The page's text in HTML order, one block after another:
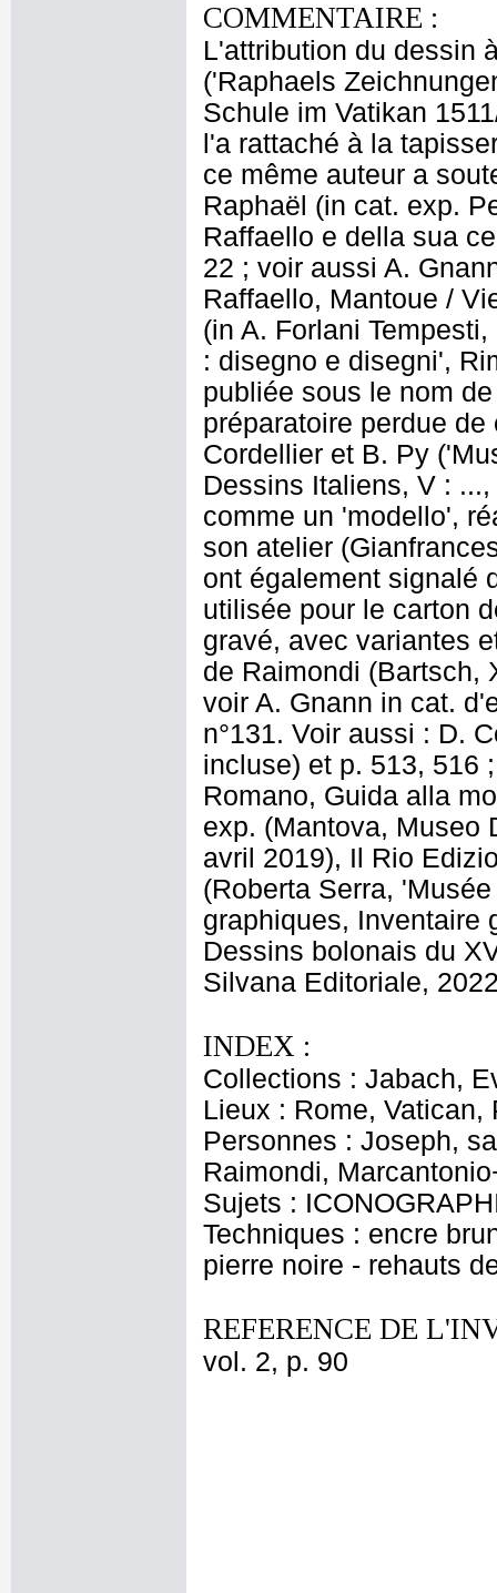
COMMENTAIRE :
L'attribution du dessin
('Raphaels
Schule im Vatikan
l'a rattaché à la
ce même auteur a
Raphaël (in cat. exp.
Raffaello e della sua
22 ; voir aussi A.
Raffaello, Mantoue /
(in A. Forlani
: disegno e disegni',
publiée sous le nom
préparatoire perdue
Cordellier et B. Py
Dessins Italiens, V :
comme un 'modello',
son atelier
ont également signalé
utilisée pour le carton
gravé, avec variantes
de Raimondi (Bartsch,
voir A. Gnann in cat.
n°131. Voir aussi : D.
incluse) et p. 513, 516
Romano, Guida alla
exp. (Mantova, Museo
avril 2019), Il Rio
(Roberta Serra,
graphiques, Inventaire
Dessins bolonais du
Silvana Editoriale,
INDEX :
Collections : Jabach,
Lieux : Rome,
Personnes : Joseph,
Raimondi,
Sujets :
Techniques : encre
pierre noire - rehauts
REFERENCE DE
vol. 2, p. 90